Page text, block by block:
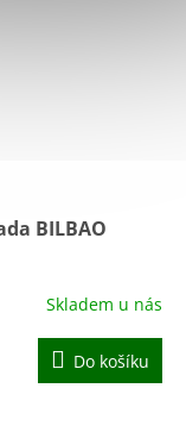
BILBAO
Skladem u nás
Do košíku